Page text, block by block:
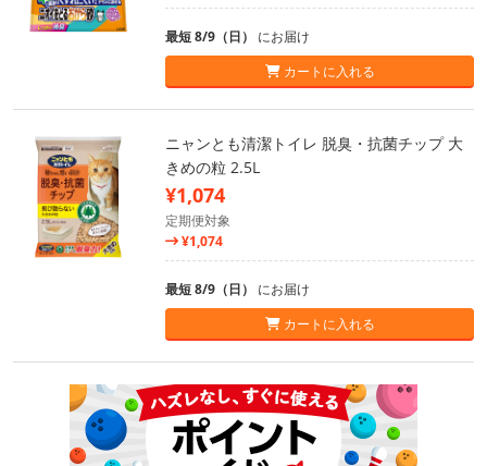
最短 8/9（日） にお届け
カートに入れる
ニャンとも清潔トイレ 脱臭・抗菌チップ 大
きめの粒 2.5L
¥1,074
定期便対象
¥1,074
最短 8/9（日） にお届け
カートに入れる